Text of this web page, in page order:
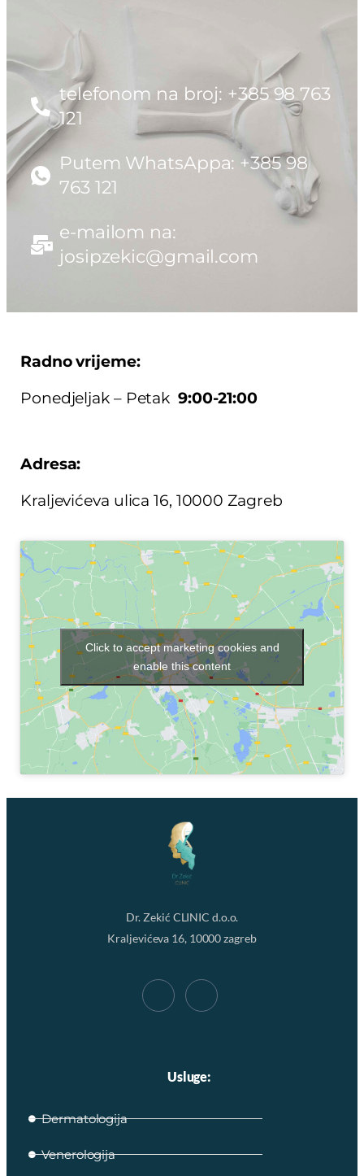
telefonom na broj: +385 98 763
121
Putem WhatsAppa: +385 98
763 121
e-mailom na:
josipzekic@gmail.com
Radno vrijeme:
Ponedjeljak – Petak 9:00-21:00
Adresa:
Kraljevićeva ulica 16, 10000 Zagreb
Click to accept marketing cookies and
enable this content
Dr. Zekić CLINIC d.o.o.
Kraljevićeva 16, 10000 zagreb
Usluge:
Dermatologija
Venerologija